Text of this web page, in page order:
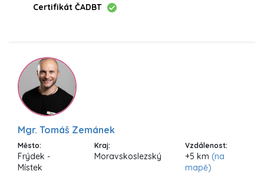
Certifikát ČADBT
Mgr. Tomáš Zemánek
Město:
Frýdek -
Místek
Kraj:
Moravskoslezský
Vzdálenost:
+5 km(na
mapě)